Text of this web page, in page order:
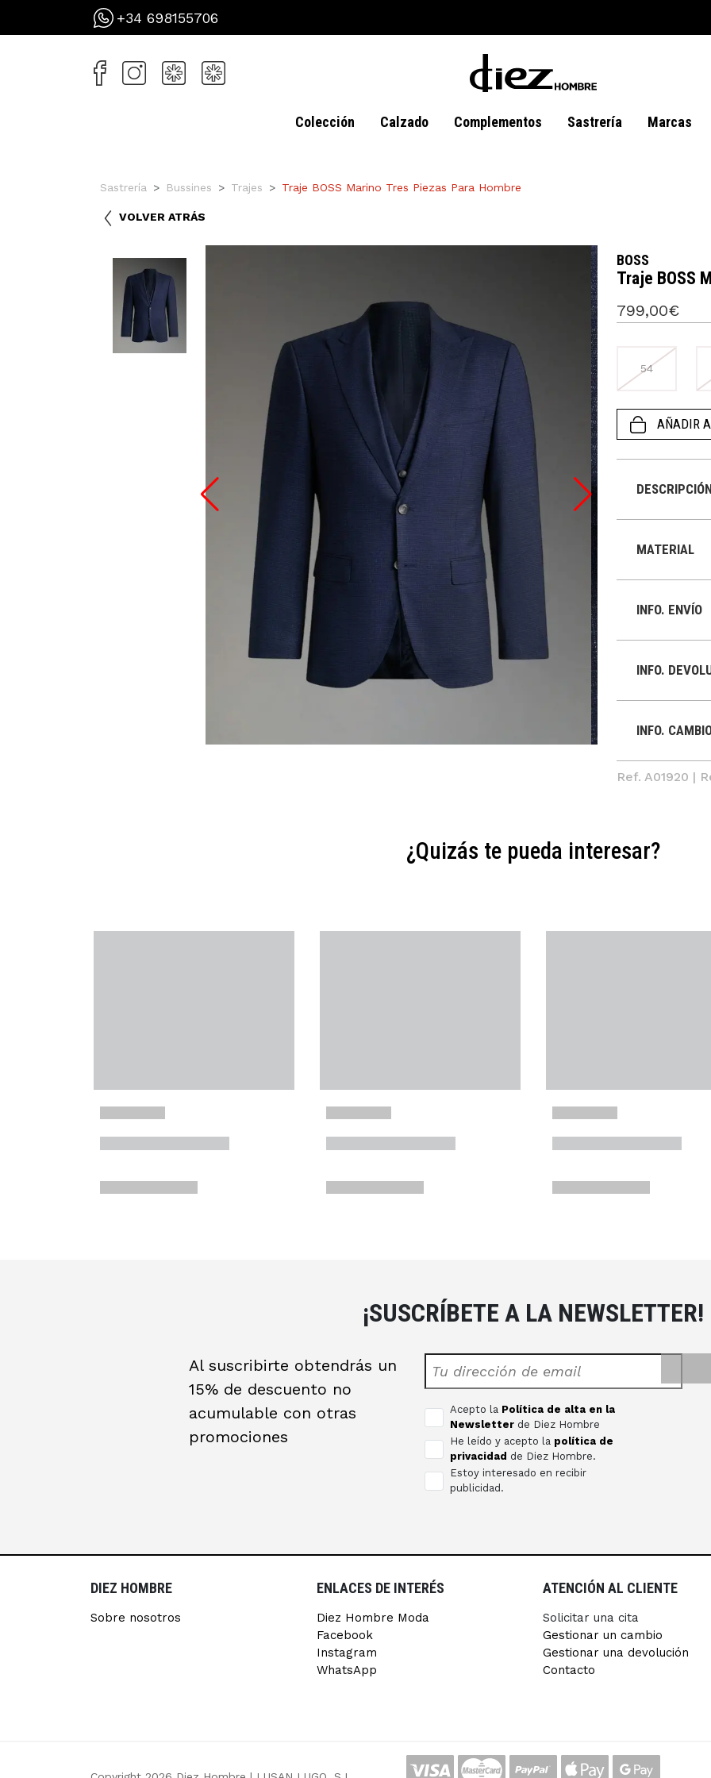
+34 698155706
Colección Calzado Complementos Sastrería Marcas
Sastrería Bussines Trajes Traje BOSS Marino Tres Piezas Para Hombre
VOLVER ATRÁS
BOSS
Traje BOSS
799,00€
54
AÑADIR
MATERIAL
INFO. ENVÍO
INFO.
INFO.
Ref. A01920 |
¿Quizás te pueda interesar?
¡SUSCRÍBETE A LA NEWSLETTER!
Al suscribirte obtendrás un
15% de descuento no
acumulable con otras
promociones
Acepto la Política de alta en la
Newsletter de Diez Hombre
He leído y acepto la política de
privacidad de Diez Hombre.
Estoy interesado en recibir
publicidad.
DIEZ HOMBRE
Sobre nosotros
ENLACES DE INTERÉS
Diez Hombre Moda
Facebook
Instagram
WhatsApp
ATENCIÓN AL CLIENTE
Solicitar una cita
Gestionar un cambio
Gestionar una devolución
Contacto